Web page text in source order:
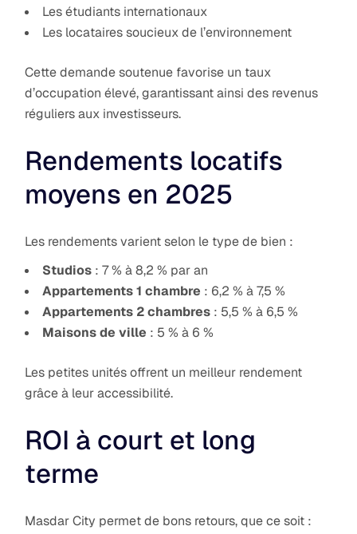
Les étudiants internationaux
Les locataires soucieux de l’environnement
Cette demande soutenue favorise un taux
d’occupation élevé, garantissant ainsi des revenus
réguliers aux investisseurs.
Rendements locatifs
moyens en 2025
Les rendements varient selon le type de bien :
Studios : 7 % à 8,2 % par an
Appartements 1 chambre : 6,2 % à 7,5 %
Appartements 2 chambres : 5,5 % à 6,5 %
Maisons de ville : 5 % à 6 %
Les petites unités offrent un meilleur rendement
grâce à leur accessibilité.
ROI à court et long
terme
Masdar City permet de bons retours, que ce soit :